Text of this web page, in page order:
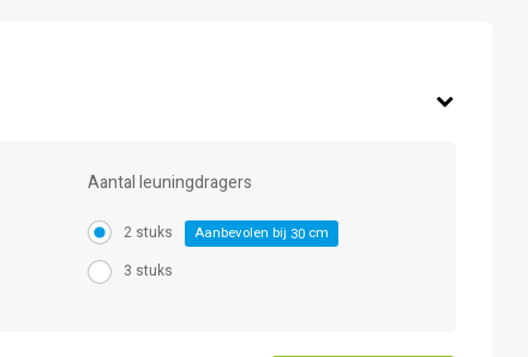
Aantal leuningdragers
2 stuks Aanbevolen bij 30 cm
3 stuks